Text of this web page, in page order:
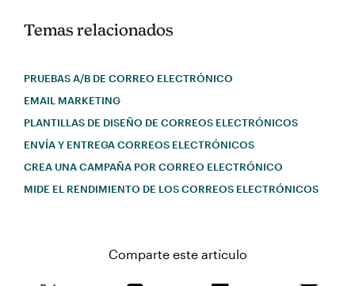
Temas relacionados
PRUEBAS A/B DE CORREO ELECTRÓNICO
EMAIL MARKETING
PLANTILLAS DE DISEÑO DE CORREOS ELECTRÓNICOS
ENVÍA Y ENTREGA CORREOS ELECTRÓNICOS
CREA UNA CAMPAÑA POR CORREO ELECTRÓNICO
MIDE EL RENDIMIENTO DE LOS CORREOS ELECTRÓNICOS
Comparte este artículo